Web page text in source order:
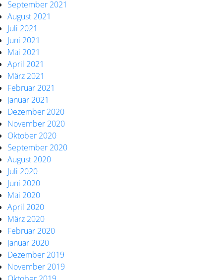
September 2021
August 2021
Juli 2021
Juni 2021
Mai 2021
April 2021
März 2021
Februar 2021
Januar 2021
Dezember 2020
November 2020
Oktober 2020
September 2020
August 2020
Juli 2020
Juni 2020
Mai 2020
April 2020
März 2020
Februar 2020
Januar 2020
Dezember 2019
November 2019